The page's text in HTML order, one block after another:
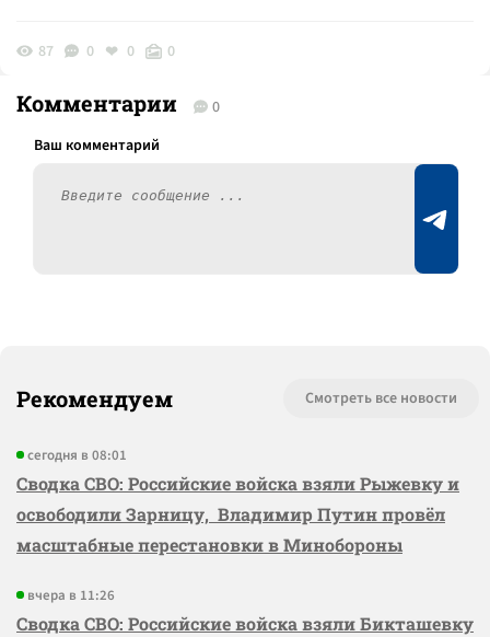
87 0 0 0
Комментарии 0
Рекомендуем Смотреть все новости
сегодня в 08:01
Сводка СВО: Российские войска взяли Рыжевку и
освободили Зарницу, Владимир Путин провёл
масштабные перестановки в Минобороны
вчера в 11:26
Сводка СВО: Российские войска взяли Бикташевку